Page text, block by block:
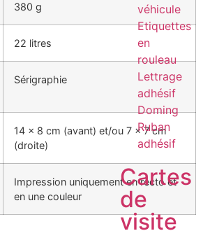
véhicule
Etiquettes
en
rouleau
Lettrage
adhésif
Doming
Ruban
adhésif
Cartes
de
visite
380 g
22 litres
Sérigraphie
14 x 8 cm (avant) et/ou 7 x 7 cm
(droite)
Impression uniquement en recto et
en une couleur